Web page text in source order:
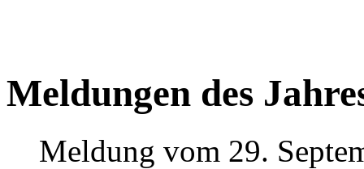
Meldungen des
Meldung vom 29.